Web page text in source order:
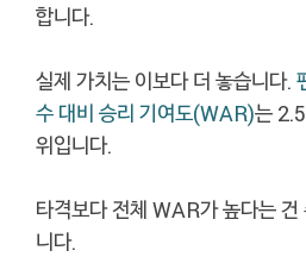
합니다.
실제 가치는 이보다 더 놓습니다.
수 대비 승리 기여도(WAR)는
위입니다.
타격보다 전체 WAR가 높다는 건
니다.